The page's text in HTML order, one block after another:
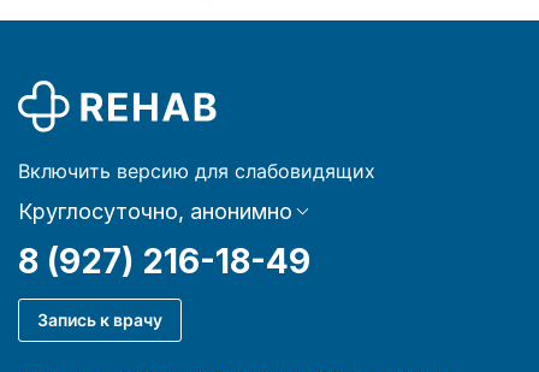
Включить версию для слабовидящих
Круглосуточно, анонимно
8 (927) 216-18-49
Запись к врачу